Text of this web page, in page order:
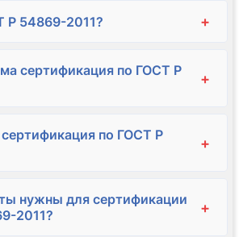
Р 54869-2011? +
сертификация по ГОСТ Р
+
по ГОСТ Р
+
нужны для сертификации
2011?
+